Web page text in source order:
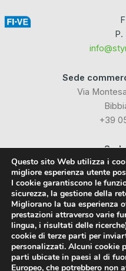
P.
Sede
Via
+39
Via
24040
Facebook
LinkedIn
Questo sito Web utilizza i
migliore esperienza utente
I cookie garantiscono le
sicurezza, la gestione della
Migliorano la tua esperienza
prestazioni attraverso varie
lingua, i risultati delle
cookie di terze parti per
personalizzati. Alcuni cookie
parti ubicate in paesi al di
Europeo, che potrebbero non